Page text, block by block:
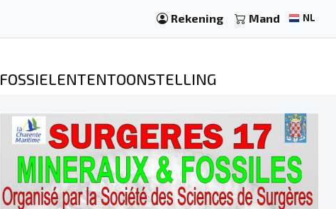
Rekening Mand NL